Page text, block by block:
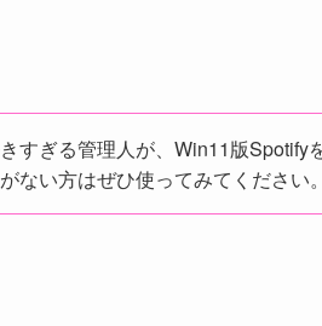
すぎる管理人が、Win11版Spotify
ない方はぜひ使ってみてください。